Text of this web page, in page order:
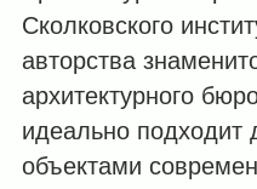
Сколковского
авторства
архитектурного
идеально подходит
объектами